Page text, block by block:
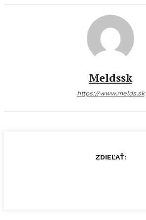
Meldssk
https://www.melds.sk
ZDIEĽAŤ: